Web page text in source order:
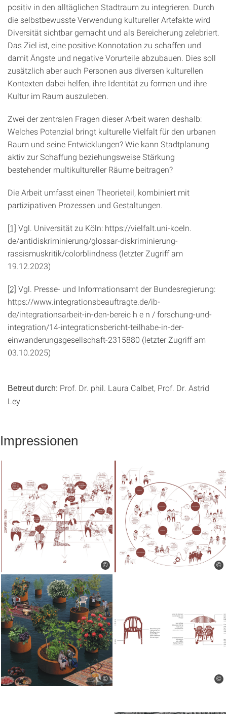
positiv in den alltäglichen Stadtraum zu integrieren. Durch
die selbstbewusste Verwendung kultureller Artefakte wird
Diversität sichtbar gemacht und als Bereicherung zelebriert.
Das Ziel ist, eine positive Konnotation zu schaffen und
damit Ängste und negative Vorurteile abzubauen. Dies soll
zusätzlich aber auch Personen aus diversen kulturellen
Kontexten dabei helfen, ihre Identität zu formen und ihre
Kultur im Raum auszuleben.
Zwei der zentra­len Fragen dieser Arbeit waren deshalb:
Welches Potenzial bringt kulturelle Vielfalt für den urbanen
Raum und seine Entwick­lungen? Wie kann Stadtplanung
aktiv zur Schaffung beziehungsweise Stärkung
bestehender multikultureller Räume beitragen?
Die Arbeit umfasst einen Theorieteil, kombiniert mit
partizipativen Prozessen und Gestaltungen.
[1] Vgl. Universität zu Köln: https://vielfalt.uni-koeln.
de/antidiskriminierung/glossar-diskriminie­rung-
rassismuskritik/colorblindness (letzter Zugriff am
19.12.2023)
[2] Vgl. Presse- und Informationsamt der Bundesre­gierung:
https://www.integrationsbeauftrag­te.de/ib-
de/integrationsarbeit-in-den-berei­c h e n / forschung-und-
integration/14-integrations­bericht-teilhabe-in-der-
einwanderungsge­sellschaft-2315880 (letzter Zugriff am
03.10.2025)
Betreut durch: Prof. Dr. phil. Laura Calbet, Prof. Dr. Astrid
Ley
Impressionen
© ©
© ©